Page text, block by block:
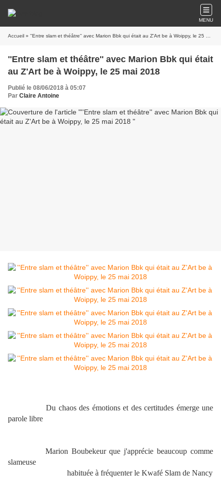
MENU
Accueil » ''Entre slam et théâtre'' avec Marion Bbk qui était au Z'Art be à Woippy, le 25 mai 2018
''Entre slam et théâtre'' avec Marion Bbk qui était
au Z'Art be à Woippy, le 25 mai 2018
Publié le 08/06/2018 à 05:07
Par Claire Antoine
Du chaos des émotions et des certitudes émerge une
parole libre
Marion Boubekeur que j'apprécie beaucoup comme
slameuse
habituée à fréquenter le Kwafé Slam de Nancy